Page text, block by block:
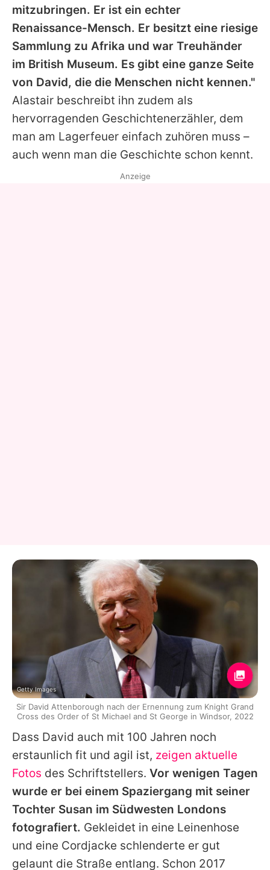
mitzubringen. Er ist ein echter
Renaissance-Mensch. Er besitzt eine riesige
Sammlung zu Afrika und war Treuhänder
im British Museum. Es gibt eine ganze Seite
von David, die die Menschen nicht kennen."
Alastair beschreibt ihn zudem als
hervorragenden Geschichtenerzähler, dem
man am Lagerfeuer einfach zuhören muss –
auch wenn man die Geschichte schon kennt.
Dass David auch mit 100 Jahren noch
erstaunlich fit und agil ist, zeigen aktuelle
Fotos des Schriftstellers. Vor wenigen Tagen
wurde er bei einem Spaziergang mit seiner
Tochter Susan im Südwesten Londons
fotografiert. Gekleidet in eine Leinenhose
und eine Cordjacke schlenderte er gut
gelaunt die Straße entlang. Schon 2017
Anzeige
Getty Images
Sir David Attenborough nach der Ernennung zum Knight Grand
Cross des Order of St Michael and St George in Windsor, 2022